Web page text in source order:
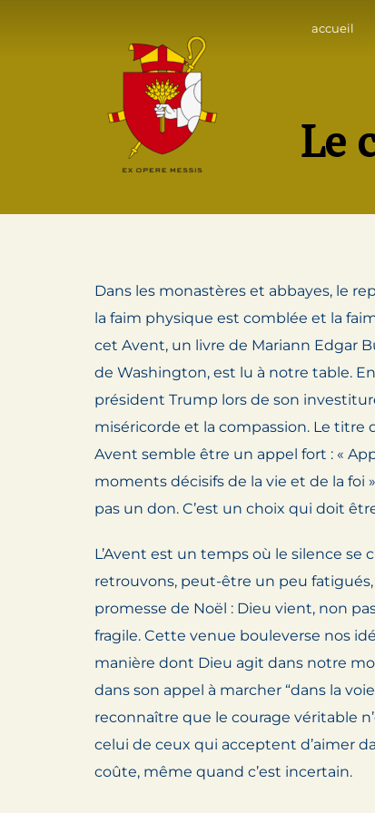
accueil
Le
Dans les monastères et abbayes, le
la faim physique est comblée et la
cet Avent, un livre de Mariann Edgar
de Washington, est lu à notre table.
président Trump lors de son
miséricorde et la compassion. Le titre
Avent semble être un appel fort : «
moments décisifs de la vie et de la foi
pas un don. C’est un choix qui doit
L’Avent est un temps où le silence se
retrouvons, peut-être un peu
promesse de Noël : Dieu vient, non
fragile. Cette venue bouleverse nos
manière dont Dieu agit dans notre
dans son appel à marcher “dans la
reconnaître que le courage véritable
celui de ceux qui acceptent d’aimer
coûte, même quand c’est incertain.